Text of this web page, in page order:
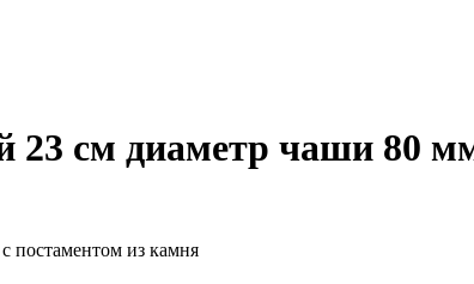
см диаметр чаши 80
постаментом из камня